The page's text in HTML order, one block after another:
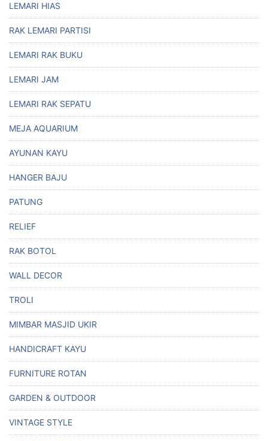
LEMARI HIAS
RAK LEMARI PARTISI
LEMARI RAK BUKU
LEMARI JAM
LEMARI RAK SEPATU
MEJA AQUARIUM
AYUNAN KAYU
HANGER BAJU
PATUNG
RELIEF
RAK BOTOL
WALL DECOR
TROLI
MIMBAR MASJID UKIR
HANDICRAFT KAYU
FURNITURE ROTAN
GARDEN & OUTDOOR
VINTAGE STYLE